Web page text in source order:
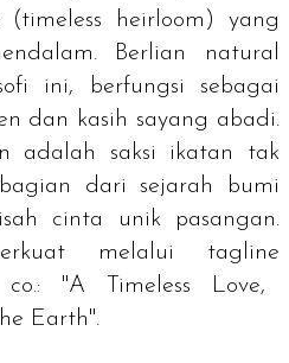
(timeless heirloom ) yang
Berlian natural
ini, berfungsi sebagai
dan kasih sayang abadi.
adalah saksi ikatan tak
dari sejarah bumi
cinta unik pasangan.
melalui tagline
"A Timeless Love,
Earth".